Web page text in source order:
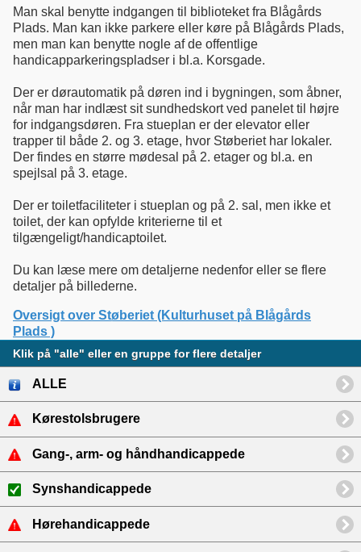
Man skal benytte indgangen til biblioteket fra Blågårds
Plads. Man kan ikke parkere eller køre på Blågårds Plads,
men man kan benytte nogle af de offentlige
handicapparkeringspladser i bl.a. Korsgade.
Der er dørautomatik på døren ind i bygningen, som åbner,
når man har indlæst sit sundhedskort ved panelet til højre
for indgangsdøren. Fra stueplan er der elevator eller
trapper til både 2. og 3. etage, hvor Støberiet har lokaler.
Der findes en større mødesal på 2. etager og bl.a. en
spejlsal på 3. etage.
Der er toiletfaciliteter i stueplan og på 2. sal, men ikke et
toilet, der kan opfylde kriterierne til et
tilgængeligt/handicaptoilet.
Du kan læse mere om detaljerne nedenfor eller se flere
detaljer på billederne.
Oversigt over Støberiet (Kulturhuset på Blågårds
Plads )
Klik på "alle" eller en gruppe for flere detaljer
ALLE
Kørestolsbrugere
Gang-, arm- og håndhandicappede
Synshandicappede
Hørehandicappede